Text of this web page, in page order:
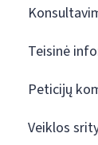
Teisinė
Peticijų
Veiklos